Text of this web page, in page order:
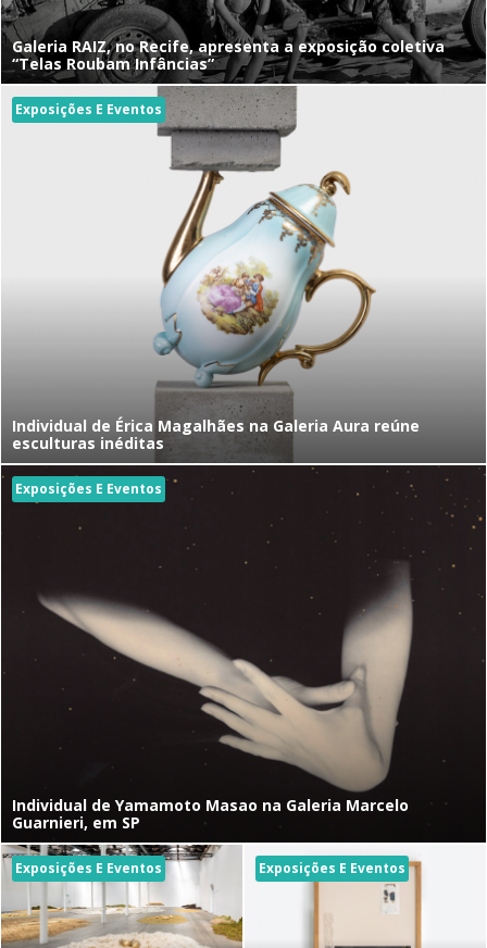
Galeria RAIZ, no Recife, apresenta a exposição coletiva
“Telas Roubam Infâncias”
Exposições E Eventos
Individual de Érica Magalhães na Galeria Aura reúne
esculturas inéditas
Exposições E Eventos
Individual de Yamamoto Masao na Galeria Marcelo
Guarnieri, em SP
Exposições E Eventos Exposições E Eventos